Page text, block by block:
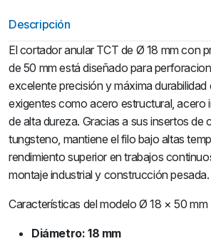
Descripción
El cortador anular TCT de Ø 18 mm con
de 50 mm está diseñado para
excelente precisión y máxima durabilidad
exigentes como acero estructural, acero
de alta dureza. Gracias a sus insertos de
tungsteno, mantiene el filo bajo altas
rendimiento superior en trabajos
montaje industrial y construcción pesada.
Características del modelo Ø 18 × 50 mm
Diámetro: 18 mm